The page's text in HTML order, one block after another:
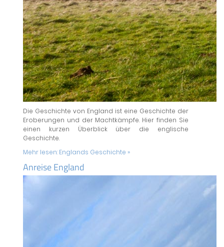
Die Geschichte von England ist eine Geschichte der
Eroberungen und der Machtkämpfe. Hier finden Sie
einen kurzen Überblick über die englische
Geschichte.
Mehr lesen: Englands Geschichte »
Anreise England